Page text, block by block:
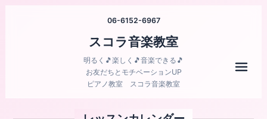
06-6152-6967
スコラ音楽教室
明るく🎵楽しく🎵音楽できる🎵
お友だちとモチベーションUP
ピアノ教室 スコラ音楽教室